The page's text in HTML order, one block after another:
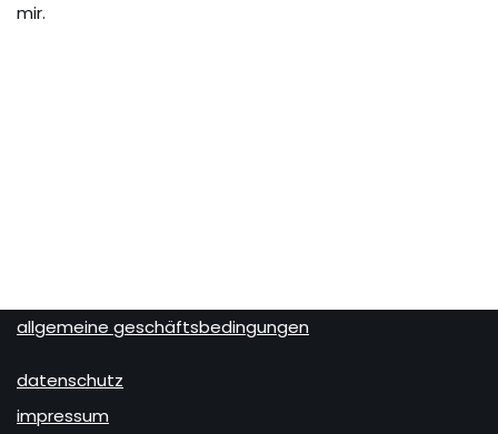
mir.
allgemeine geschäftsbedingungen
datenschutz
impressum